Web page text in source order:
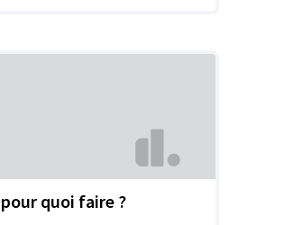
quoi faire ?